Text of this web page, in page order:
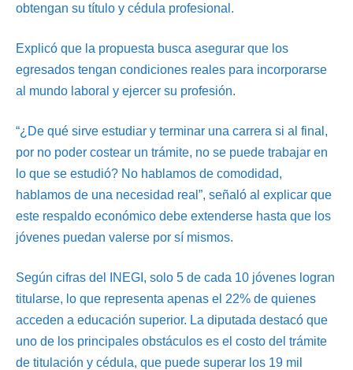
obtengan su título y cédula profesional.
Explicó que la propuesta busca asegurar que los
egresados tengan condiciones reales para incorporarse
al mundo laboral y ejercer su profesión.
“¿De qué sirve estudiar y terminar una carrera si al final,
por no poder costear un trámite, no se puede trabajar en
lo que se estudió? No hablamos de comodidad,
hablamos de una necesidad real”, señaló al explicar que
este respaldo económico debe extenderse hasta que los
jóvenes puedan valerse por sí mismos.
Según cifras del INEGI, solo 5 de cada 10 jóvenes logran
titularse, lo que representa apenas el 22% de quienes
acceden a educación superior. La diputada destacó que
uno de los principales obstáculos es el costo del trámite
de titulación y cédula, que puede superar los 19 mil